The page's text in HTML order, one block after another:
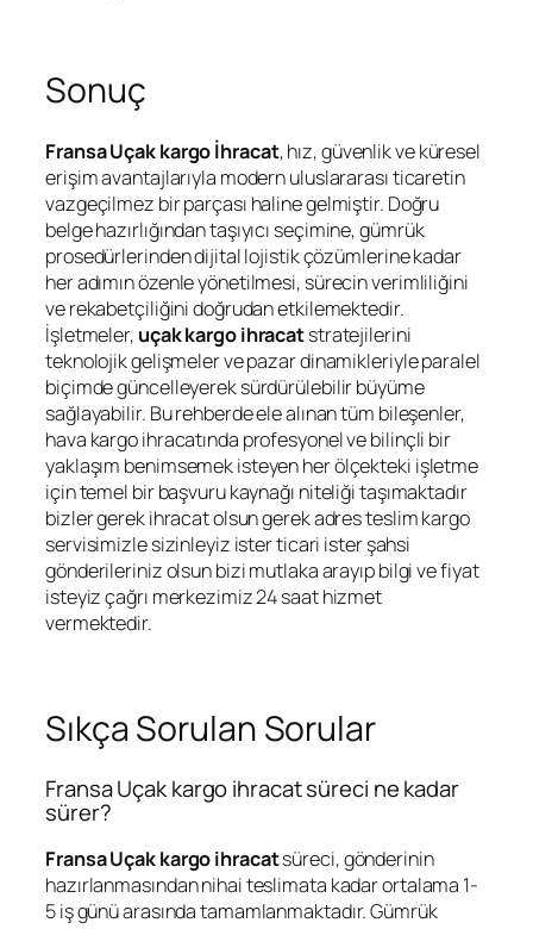
Sonuç
Fransa Uçak kargo İhracat, hız, güvenlik ve küresel
erişim avantajlarıyla modern uluslararası ticaretin
vazgeçilmez bir parçası haline gelmiştir. Doğru
belge hazırlığından taşıyıcı seçimine, gümrük
prosedürlerinden dijital lojistik çözümlerine kadar
her adımın özenle yönetilmesi, sürecin verimliliğini
ve rekabetçiliğini doğrudan etkilemektedir.
İşletmeler, uçak kargo ihracatstratejilerini
teknolojik gelişmeler ve pazar dinamikleriyle paralel
biçimde güncelleyerek sürdürülebilir büyüme
sağlayabilir. Bu rehberde ele alınan tüm bileşenler,
hava kargo ihracatında profesyonel ve bilinçli bir
yaklaşım benimsemek isteyen her ölçekteki işletme
için temel bir başvuru kaynağı niteliği taşımaktadır
bizler gerek ihracat olsun gerek adres teslim kargo
servisimizle sizinleyiz ister ticari ister şahsi
gönderileriniz olsun bizi mutlaka arayıp bilgi ve fiyat
isteyiz çağrı merkezimiz 24 saat hizmet
vermektedir.
Sıkça Sorulan Sorular
Fransa Uçak kargo ihracat süreci ne kadar
sürer?
Fransa Uçak kargo ihracatsüreci, gönderinin
hazırlanmasından nihai teslimata kadar ortalama 1-
5 iş günü arasında tamamlanmaktadır. Gümrük